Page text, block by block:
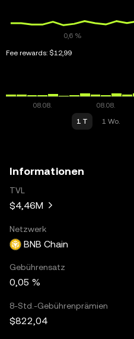
Fee rewards: $12,99
1 T 1 Wo.
Informationen
TVL
$4,46M
Netzwerk
BNB Chain
Gebührensatz
0,05 %
8-Std.-Gebührenprämien
$822,04